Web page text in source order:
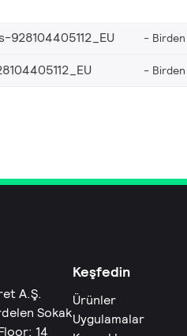
A.Ş.
Sokak
14
Keşfedin
Ürünler
Uygulamalar